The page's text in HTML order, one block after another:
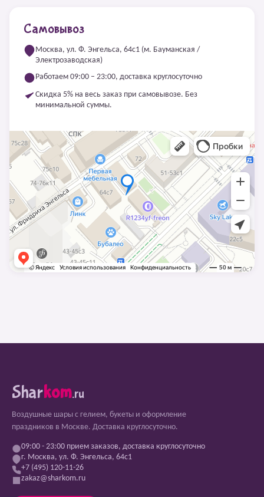
Самовывоз
Москва, ул. Ф. Энгельса, 64с1 (м. Бауманская /
Электрозаводская)
Работаем 09:00 – 23:00, доставка круглосуточно
Скидка 5% на весь заказ при самовывозе. Без
минимальной суммы.
Sharkom.ru
Воздушные шары с гелием, букеты и оформление
праздников в Москве. Доставка круглосуточно.
09:00 - 23:00 прием заказов, доставка круглосуточно
г. Москва, ул. Ф. Энгельса, 64с1
+7 (495) 120-11-26
zakaz@sharkom.ru